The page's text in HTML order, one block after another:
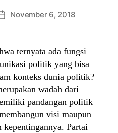
PostNovember 6, 2018
ternyata ada fungsi
politik yang bisa
konteks dunia politik?
wadah dari
pandangan politik
visi maupun
kepentingannya. Partai